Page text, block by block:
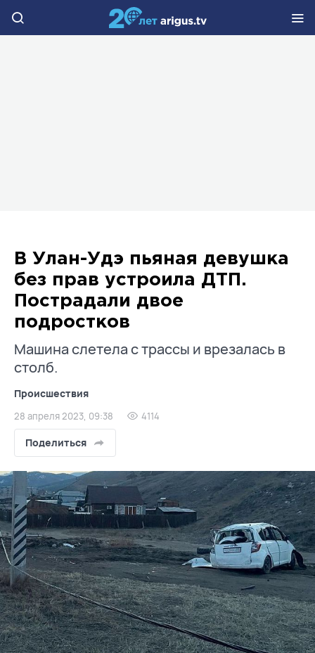
В Улан-Удэ пьяная девушка
без прав устроила ДТП.
Пострадали двое
подростков
Машина слетела с трассы и врезалась в
столб.
Происшествия
28 апреля 2023, 09:38 4114
Поделиться